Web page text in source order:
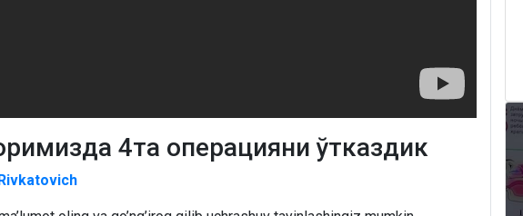
4та операцияни ўтказдик